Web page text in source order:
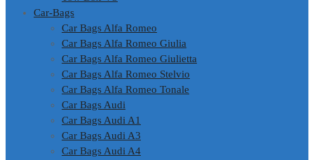
Car-Bags
Car Bags Alfa Romeo
Car Bags Alfa Romeo Giulia
Car Bags Alfa Romeo Giulietta
Car Bags Alfa Romeo Stelvio
Car Bags Alfa Romeo Tonale
Car Bags Audi
Car Bags Audi A1
Car Bags Audi A3
Car Bags Audi A4